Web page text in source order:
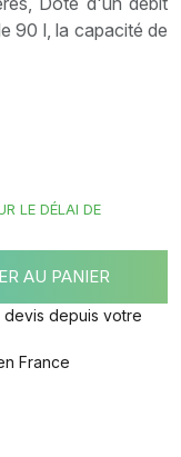
90 l, la capacité de
LE DÉLAI DE
AU PANIER
depuis votre
France